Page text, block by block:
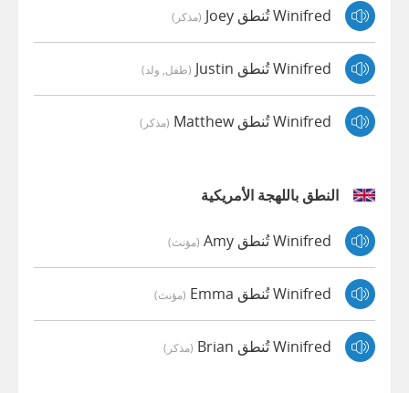
Winifred تُنطق Joey (مذكر)
Winifred تُنطق Justin (طفل, ولد)
Winifred تُنطق Matthew (مذكر)
النطق باللهجة الأمريكية
Winifred تُنطق Amy (مؤنث)
Winifred تُنطق Emma (مؤنث)
Winifred تُنطق Brian (مذكر)